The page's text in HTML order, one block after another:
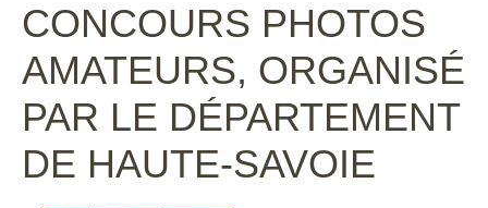
CONCOURS PHOTOS
AMATEURS, ORGANISÉ
PAR LE DÉPARTEMENT
DE HAUTE-SAVOIE